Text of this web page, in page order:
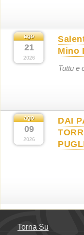
ago
21
2026
Mino
Tuttu e
ago
09
2026
DAI
Torna Su